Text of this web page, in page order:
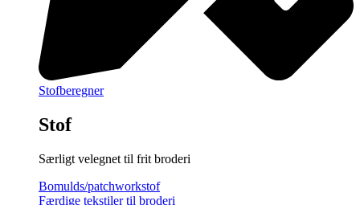
Stofberegner
Stof
Særligt velegnet til frit broderi
Bomulds/patchworkstof
Færdige tekstiler til broderi